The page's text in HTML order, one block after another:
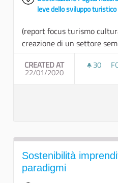
leve dello sviluppo turistico
(report focus turismo
creazione di un settore
CREATED AT
22/01/2020
30
Sostenibilità
paradigmi